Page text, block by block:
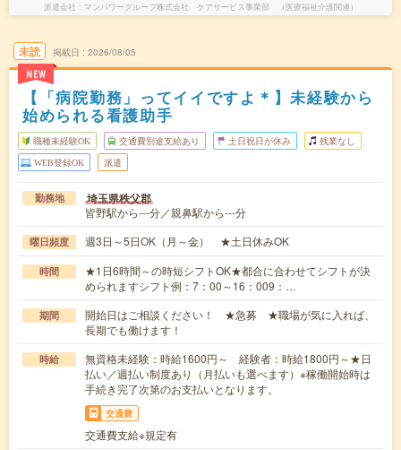
派遣会社 マンパワーグループ株式会社 ケアサービス事業部 （医療福祉介護関連）
未読
NEW
掲載日 2026/08/05
【「病院勤務」ってイイですよ＊】未経験から
始められる看護助手
職種未経験OK 交通費別途支給あり 土日祝日が休み 残業なし
WEB登録OK 派遣
勤務地 埼玉県秩父郡
皆野駅から---分／親鼻駅から---分
曜日頻度 週3日～5日OK（月～金） ★土日休みOK
時間
★1日6時間～の時短シフトOK★都合に合わせてシフトが決
められますシフト例：7：00～16：009：…
期間
開始日はご相談ください！ ★急募 ★職場が気に入れば、
長期でも働けます！
時給
無資格未経験：時給1600円～ 経験者：時給1800円～★日
払い／週払い制度あり（月払いも選べます）※稼働開始時は
手続き完了次第のお支払いとなります。
交通費
交通費支給※規定有